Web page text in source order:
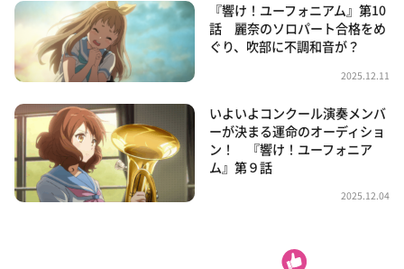
『響け！ユーフォニアム』第10
話 麗奈のソロパート合格をめ
ぐり、吹部に不調和音が？
2025.12.11
いよいよコンクール演奏メンバ
ーが決まる運命のオーディショ
ン！ 『響け！ユーフォニア
ム』第９話
2025.12.04